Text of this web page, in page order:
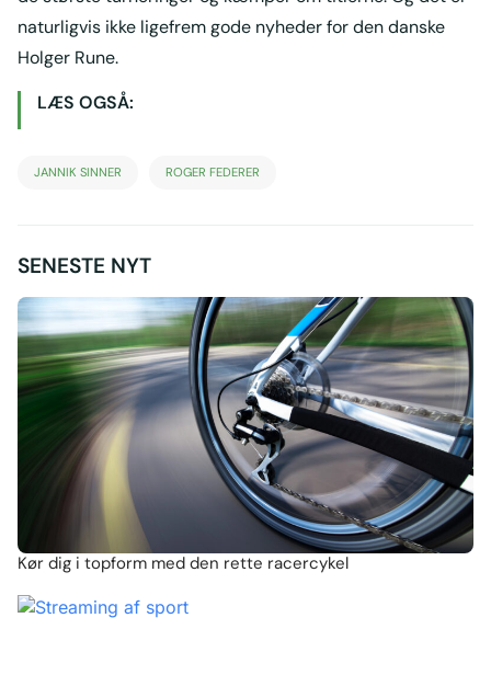
naturligvis ikke ligefrem gode nyheder for den danske
Holger Rune.
LÆS OGSÅ:
JANNIK SINNER ROGER FEDERER
SENESTE NYT
Kør dig i topform med den rette racercykel